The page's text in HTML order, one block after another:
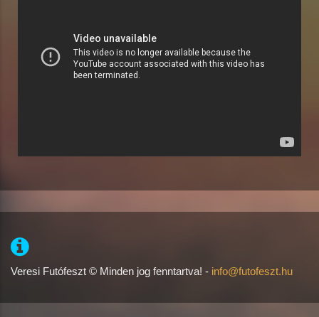
Veresi Futófeszt © Minden jog fenntartva! - info@futofeszt.hu